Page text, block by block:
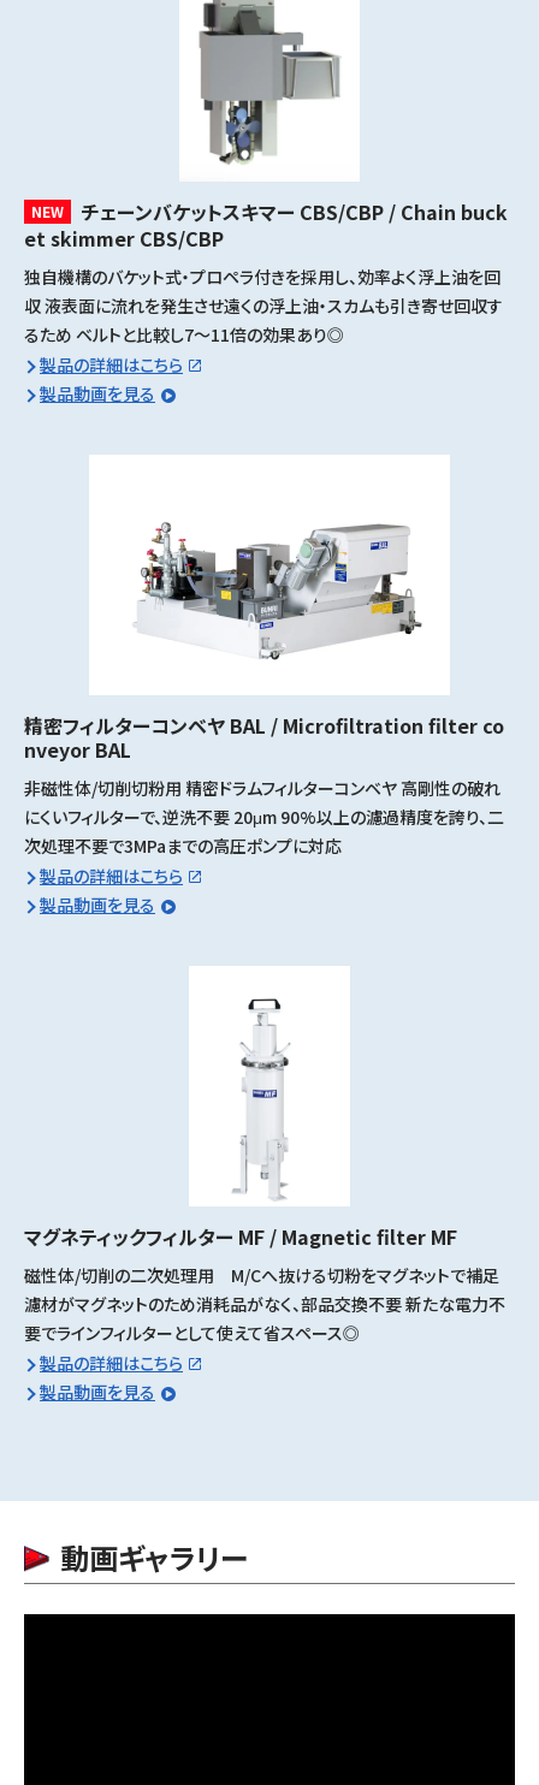
NEW
チェーンバケットスキマー CBS/CBP / Chain buck
et skimmer CBS/CBP
独自機構のバケット式・プロペラ付きを採用し、効率よく浮上油を回
収 液表面に流れを発生させ遠くの浮上油・スカムも引き寄せ回収す
るため ベルトと比較し7～11倍の効果あり◎
製品の詳細はこちら
製品動画を見る
精密フィルターコンベヤ BAL / Microfiltration filter co
nveyor BAL
非磁性体/切削切粉用 精密ドラムフィルターコンベヤ 高剛性の破れ
にくいフィルターで、逆洗不要 20μm 90%以上の濾過精度を誇り、二
次処理不要で3MPaまでの高圧ポンプに対応
製品の詳細はこちら
製品動画を見る
マグネティックフィルター MF / Magnetic filter MF
磁性体/切削の二次処理用 M/Cへ抜ける切粉をマグネットで補足
濾材がマグネットのため消耗品がなく、部品交換不要 新たな電力不
要でラインフィルターとして使えて省スペース◎
製品の詳細はこちら
製品動画を見る
動画ギャラリー